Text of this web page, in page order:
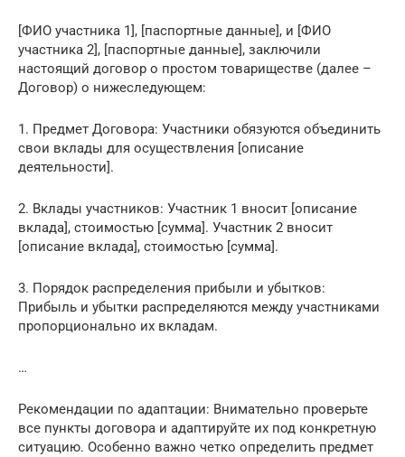
[ФИО участника 1], [паспортные данные], и [ФИО
участника 2], [паспортные данные], заключили
настоящий договор о простом товариществе (далее –
Договор) о нижеследующем:
1. Предмет Договора: Участники обязуются объединить
свои вклады для осуществления [описание
деятельности].
2. Вклады участников: Участник 1 вносит [описание
вклада], стоимостью [сумма]. Участник 2 вносит
[описание вклада], стоимостью [сумма].
3. Порядок распределения прибыли и убытков:
Прибыль и убытки распределяются между участниками
пропорционально их вкладам.
…
Рекомендации по адаптации: Внимательно проверьте
все пункты договора и адаптируйте их под конкретную
ситуацию. Особенно важно четко определить предмет